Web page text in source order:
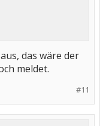
das wäre der
meldet.
#11